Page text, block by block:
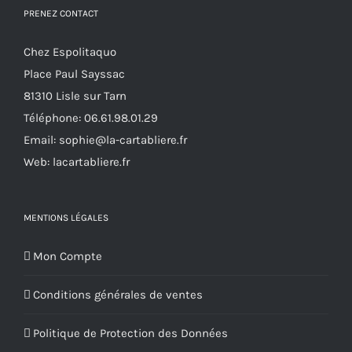
page
du
produit
PRENEZ CONTACT
Chez Espolitaquo
Place Paul Sayssac
81310 Lisle sur Tarn
Téléphone: 06.61.98.01.29
Email: sophie@la-cartabliere.fr
Web: lacartabliere.fr
MENTIONS LÉGALES
Mon Compte
Conditions générales de ventes
Politique de Protection des Données